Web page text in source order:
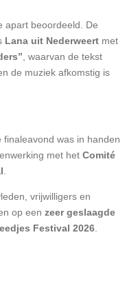
apart beoordeeld. De
Lana uit Nederweert met
, waarvan de tekst
de muziek afkomstig is
was in handen
met het Comité
vrijwilligers en
op een zeer geslaagde
Festival 2026